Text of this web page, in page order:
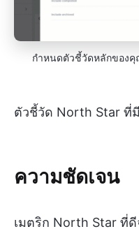
กำหนดตัวชี้วัดหลักของคุ
ตัวชี้วัด North Star ที่
ความชัดเจน
เมตริก North Star ที่